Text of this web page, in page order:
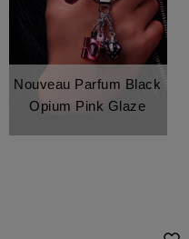
Nouveau Parfum Black
Opium Pink Glaze